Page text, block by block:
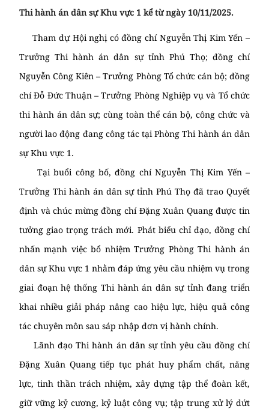
Thi hành án dân sự Khu vực 1 kể từ ngày 10/11/2025.
Tham dự Hội nghị có đồng chí Nguyễn Thị Kim Yến –
Trưởng Thi hành án dân sự tỉnh Phú Thọ; đồng chí
Nguyễn Công Kiên – Trưởng Phòng Tổ chức cán bộ; đồng
chí Đỗ Đức Thuận – Trưởng Phòng Nghiệp vụ và Tổ chức
thi hành án dân sự; cùng toàn thể cán bộ, công chức và
người lao động đang công tác tại Phòng Thi hành án dân
sự Khu vực 1.
Tại buổi công bố, đồng chí Nguyễn Thị Kim Yến –
Trưởng Thi hành án dân sự tỉnh Phú Thọ đã trao Quyết
định và chúc mừng đồng chí Đặng Xuân Quang được tin
tưởng giao trọng trách mới. Phát biểu chỉ đạo, đồng chí
nhấn mạnh việc bổ nhiệm Trưởng Phòng Thi hành án
dân sự Khu vực 1 nhằm đáp ứng yêu cầu nhiệm vụ trong
giai đoạn hệ thống Thi hành án dân sự tỉnh đang triển
khai nhiều giải pháp nâng cao hiệu lực, hiệu quả công
tác chuyên môn sau sáp nhập đơn vị hành chính.
Lãnh đạo Thi hành án dân sự tỉnh yêu cầu đồng chí
Đặng Xuân Quang tiếp tục phát huy phẩm chất, năng
lực, tinh thần trách nhiệm, xây dựng tập thể đoàn kết,
giữ vững kỷ cương, kỷ luật công vụ; tập trung xử lý dứt